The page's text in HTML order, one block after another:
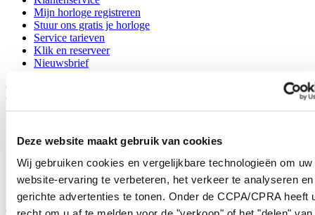
Deze website maakt gebruik van cookies
Wij gebruiken cookies en vergelijkbare technologieën om uw
website-ervaring te verbeteren, het verkeer te analyseren en
gerichte advertenties te tonen. Onder de CCPA/CPRA heeft
Mijn horloge registreren
Stuur ons gratis je horloge
Service tarieven
Klik en reserveer
Nieuwsbrief
Legal
Privacyverklaring
Cookie meldingen
Contact
Verkoopvoorwaarden
Herroeping van de overeenkomst